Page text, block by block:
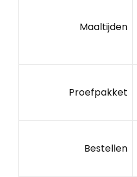
Maaltijden
Proefpakket
Bestellen